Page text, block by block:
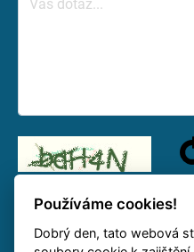
Na váš dotaz odpovíme
Používáme cookies!
Dobrý den, tato webová